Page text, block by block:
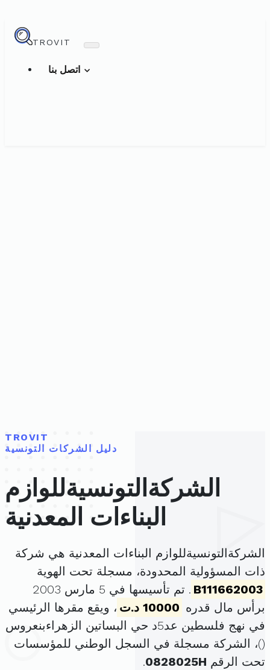
TROVIT
TROVIT
دليل الشركات التونسية
الشركةالتونسيةللوازم
البناءات المعدنية
الشركةالتونسيةللوازم البناءات المعدنية هي شركة
ذات المسؤولية المحدودة، مسجلة تحت الهوية
B111662003
. تم تأسيسها في 5 مارس 2003
برأس مال قدره 10000 د.ت
، ويقع مقرها الرئيسي
في نهج فلسطين عد5د حي البساتين الزهراءبنعروس
()، الشركة مسجلة في السجل الوطني للمؤسسات
تحت الرقم 0828025H
.